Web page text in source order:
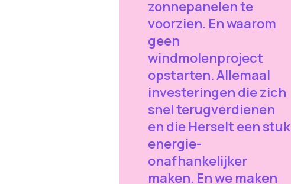
zonnepanelen te
voorzien. En waarom
geen
windmolenproject
opstarten. Allemaal
investeringen die zich
snel terugverdienen
en die Herselt een stuk
energie-
onafhankelijker
maken. En we maken